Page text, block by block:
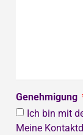
Genehmigung
Ich bin mit
Meine